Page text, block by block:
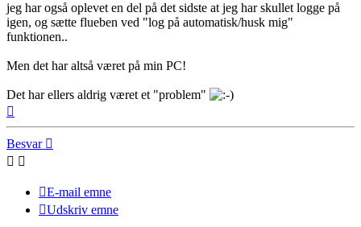
jeg har også oplevet en del på det sidste at jeg har skullet logge på
igen, og sætte flueben ved "log på automatisk/husk mig"
funktionen..
Men det har altså været på min PC!
Det har ellers aldrig været et "problem"
Besvar
E-mail emne
Udskriv emne